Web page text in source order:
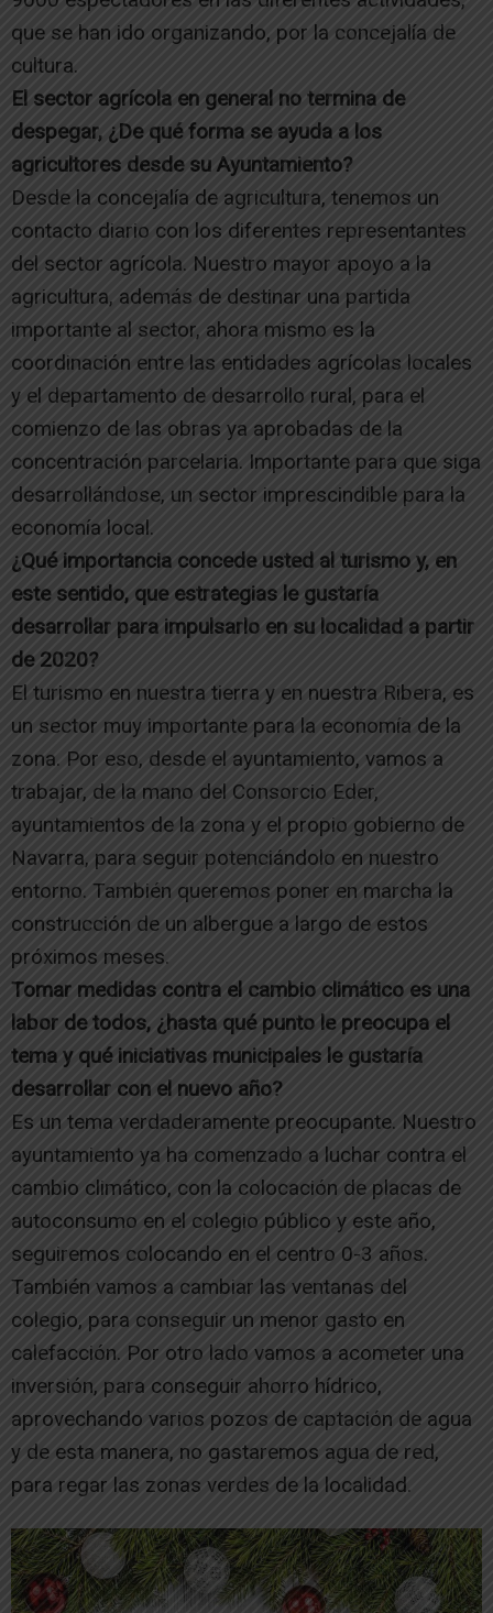
que se han ido organizando, por la concejalía de
cultura.
El sector agrícola en general no termina de
despegar, ¿De qué forma se ayuda a los
agricultores desde su Ayuntamiento?
Desde la concejalía de agricultura, tenemos un
contacto diario con los diferentes representantes
del sector agrícola. Nuestro mayor apoyo a la
agricultura, además de destinar una partida
importante al sector, ahora mismo es la
coordinación entre las entidades agrícolas locales
y el departamento de desarrollo rural, para el
comienzo de las obras ya aprobadas de la
concentración parcelaria. Importante para que siga
desarrollándose, un sector imprescindible para la
economía local.
¿Qué importancia concede usted al turismo y, en
este sentido, que estrategias le gustaría
desarrollar para impulsarlo en su localidad a partir
de 2020?
El turismo en nuestra tierra y en nuestra Ribera, es
un sector muy importante para la economía de la
zona. Por eso, desde el ayuntamiento, vamos a
trabajar, de la mano del Consorcio Eder,
ayuntamientos de la zona y el propio gobierno de
Navarra, para seguir potenciándolo en nuestro
entorno. También queremos poner en marcha la
construcción de un albergue a largo de estos
próximos meses.
Tomar medidas contra el cambio climático es una
labor de todos, ¿hasta qué punto le preocupa el
tema y qué iniciativas municipales le gustaría
desarrollar con el nuevo año?
Es un tema verdaderamente preocupante. Nuestro
ayuntamiento ya ha comenzado a luchar contra el
cambio climático, con la colocación de placas de
autoconsumo en el colegio público y este año,
seguiremos colocando en el centro 0-3 años.
También vamos a cambiar las ventanas del
colegio, para conseguir un menor gasto en
calefacción. Por otro lado vamos a acometer una
inversión, para conseguir ahorro hídrico,
aprovechando varios pozos de captación de agua
y de esta manera, no gastaremos agua de red,
para regar las zonas verdes de la localidad.